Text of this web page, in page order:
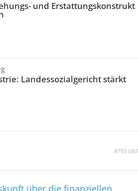
#753 (361
und Erstattungs­konstrukt
Landessozialgericht stärkt